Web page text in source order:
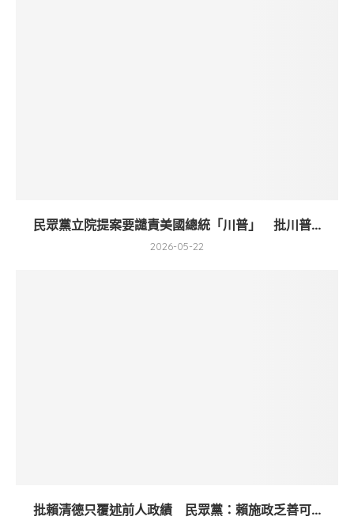
民眾黨立院提案要譴責美國總統「川普」 批川普...
2026-05-22
批賴清德只覆述前人政績 民眾黨：賴施政乏善可...